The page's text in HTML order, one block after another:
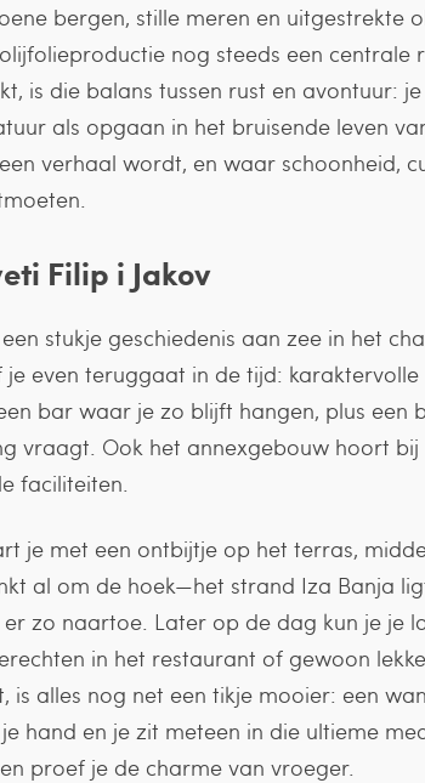
bergen, stille meren en uitgestrekte
nog steeds een centrale
is die balans tussen rust en avontuur:
als opgaan in het bruisende leven
verhaal wordt, en waar schoonheid,
Filip i Jakov
stukje geschiedenis aan zee in het
even teruggaat in de tijd: karaktervolle
bar waar je zo blijft hangen, plus een
vraagt. Ook het annexgebouw hoort
faciliteiten.
je met een ontbijtje op het terras,
al om de hoek—het strand Iza Banja
zo naartoe. Later op de dag kun je je
in het restaurant of gewoon
is alles nog net een tikje mooier: een
hand en je zit meteen in die ultieme
proef je de charme van vroeger.